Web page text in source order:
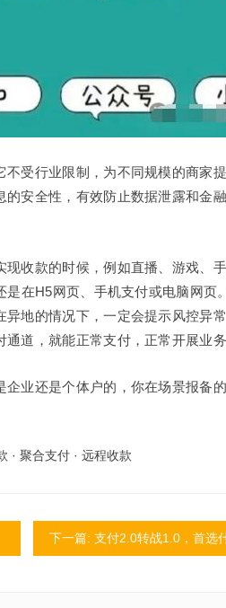
受行业限制，为不同规模的商家
安全性，有效防止数据泄露和金
收款的时候，例如直播、游戏、
在H5网页、手机支付或电脑网页
地的情况下，一定会提示风控异
道，就能正常支付，正常开展业务
业还是个体户的，你在场景报备
· 聚合支付 · 远程收款
下一篇: 支付2.0转战1.0，首选